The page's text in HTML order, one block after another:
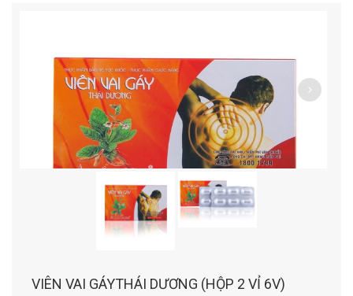
VIÊN VAI GÁYTHÁI DƯƠNG (HỘP 2 VỈ 6V)